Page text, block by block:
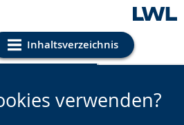
Inhaltsverzeichnis
Einstellungen
verwenden?